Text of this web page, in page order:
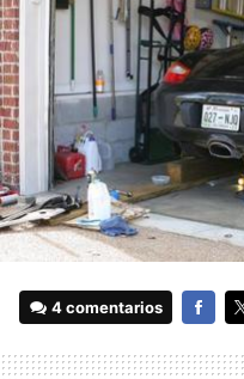
4 comentarios